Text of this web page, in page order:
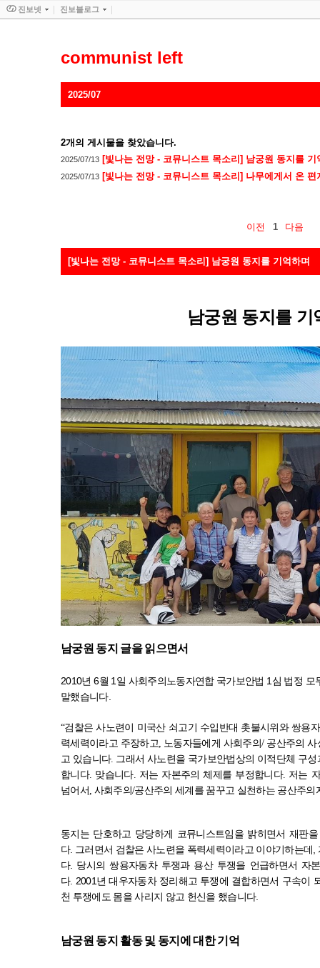
communist left
2025/07
2개의 게시물을 찾았습니다.
2025/07/13 [빛나는 전망 - 코뮤니스트 목소리] 남궁원 동지를 기
2025/07/13 [빛나는 전망 - 코뮤니스트 목소리] 나무에게서 온 편
이전 1 다음
[빛나는 전망 - 코뮤니스트 목소리] 남궁원 동지를 기억하며
남궁원 동지를 기
남궁원 동지 글을 읽으면서
2010년6월 1일 사회주의노동자연합 국가보안법 1심 법정 모
말했습니다.
“검찰은 사노련이 미국산 쇠고기 수입반대 촛불시위와 쌍용
력세력이라고 주장하고, 노동자들에게 사회주의/ 공산주의 사
고 있습니다. 그래서 사노련을 국가보안법상의 이적단체 구
합니다. 맞습니다. 저는 자본주의 체제를 부정합니다. 저는
넘어서 , 사회주의/공산주의 세계를 꿈꾸고 실천하는 공산주의
동지는 단호하고 당당하게 코뮤니스트임을 밝히면서 재판
다. 그러면서 검찰은 사노련을 폭력세력이라고 이야기하는데
다. 당시의 쌍용자동차 투쟁과 용산 투쟁을 언급하면서 자
다. 2001년 대우자동차 정리해고 투쟁에 결합하면서 구속이
천 투쟁에도 몸을 사리지 않고 헌신을 했습니다.
남궁원 동지 활동 및 동지에 대한 기억
진보넷 진보블로그